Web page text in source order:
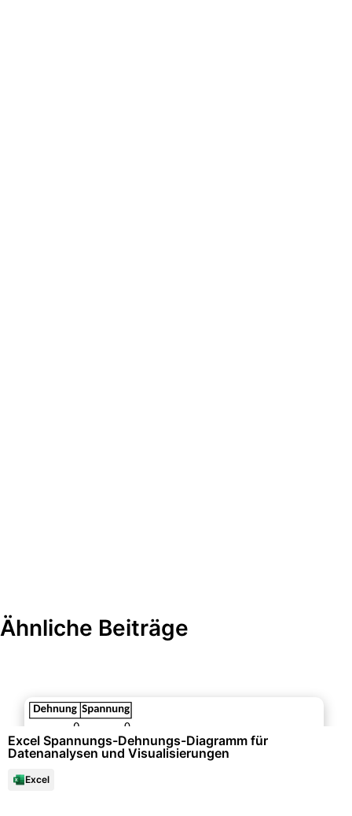
Ähnliche Beiträge
Excel Spannungs-Dehnungs-Diagramm für
Datenanalysen und Visualisierungen
Excel